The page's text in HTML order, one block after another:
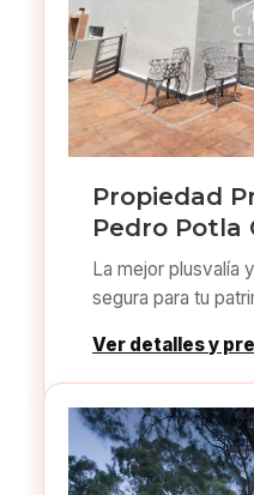
Propiedad
Pedro Potla
La mejor plusvalía
segura para tu
Ver detalles y